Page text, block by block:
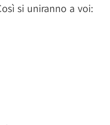
si uniranno a voi: